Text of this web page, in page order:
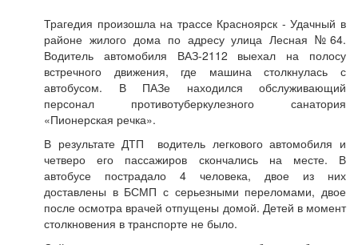
Трагедия произошла на трассе Красноярск - Удачный в
районе жилого дома по адресу улица Лесная №64.
Водитель автомобиля ВАЗ-2112 выехал на полосу
встречного движения, где машина столкнулась с
автобусом. В ПАЗе находился обслуживающий
персонал противотуберкулезного санатория
«Пионерская речка».
В результате ДТП водитель легкового автомобиля и
четверо его пассажиров скончались на месте. В
автобусе пострадало 4 человека, двое из них
доставлены в БСМП с серьезными переломами, двое
после осмотра врачей отпущены домой. Детей в момент
столкновения в транспорте не было.